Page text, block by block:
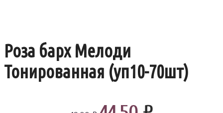
Роза барх Мелоди
Тонированная (уп10-70шт)